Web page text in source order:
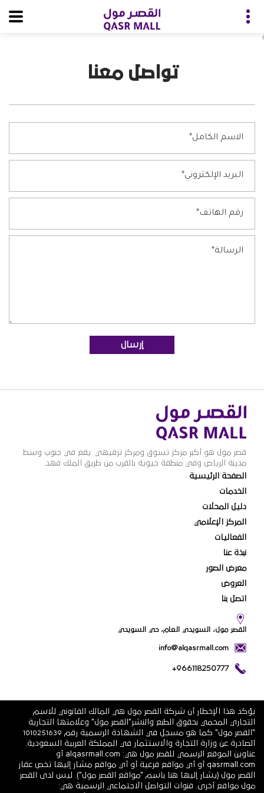
i
تواصل معنا
قصر مول هو أكبر مركز تسوق ومركز ترفيهي. يقع في جنوب وسط
مدينة الرياض وفي منطقة حيوية بالقرب من طريق الملك فهد.
الصفحة الرئيسية
الخدمات
دليل المحلات
المركز الإعلامي
الفعاليات
نبذة عنا
معرض الصور
العروض
اتصل بنا
القصر مول، السويدي العام، حي السويدي
info@alqasrmall.com
+966118250777
يؤكد هذا الإخطار أن شركة القصر مول هي المالك القانوني للاسم
التجاري المحمي بحقوق الطبع والنشر"القصر مول" وعلامتها التجارية
"القصر مول" كما هو مسجل في الشهادة الرسمية رقم 1010251639
الصادرة عن وزارة التجارة والاستثمار في المملكة العربية السعودية.
عناوين الموقع الرسمي للقصر مول هي: alqasrmall.com أو
qasrmall.com أو أي مواقع فرعية أو أي مواقع مشار إليها تخص عقار
القصر مول (يشار إليها هنا باسم "مواقع القصر مول"). ليس لدى القصر
مول مواقع أخرى. قنوات التواصل الاجتماعي الرسمية هي: